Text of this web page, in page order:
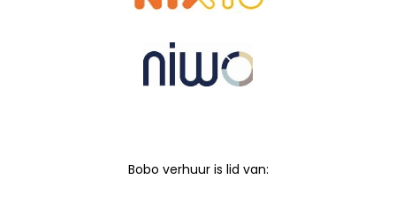
Bobo verhuur is lid van: